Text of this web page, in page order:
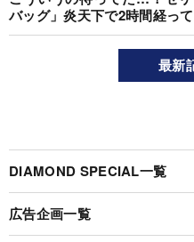
バッグ」炎天下で2時間経っ
最新
DIAMOND SPECIAL一覧
広告企画一覧